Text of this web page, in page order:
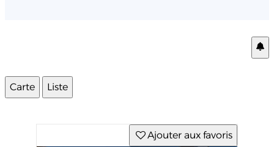
Carte Liste
Ajouter aux favoris